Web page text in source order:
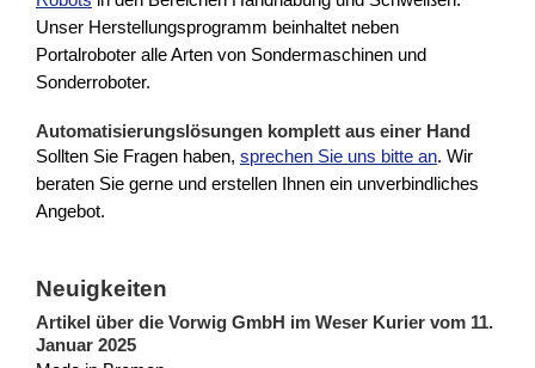
Unser Herstellungsprogramm beinhaltet neben
Portalroboter alle Arten von Sondermaschinen und
Sonderroboter.
Automatisierungslösungen komplett aus einer Hand
Sollten Sie Fragen haben, sprechen Sie uns bitte an. Wir
beraten Sie gerne und erstellen Ihnen ein unverbindliches
Angebot.
Neuigkeiten
Artikel über die Vorwig GmbH im Weser Kurier vom 11.
Januar 2025